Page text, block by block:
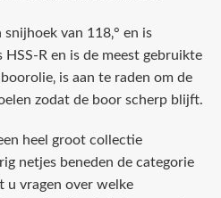
van 118‚° en is
R en is de meest gebruikte
is aan te raden om de
zodat de boor scherp blijft.
heel groot collectie
netjes beneden de categorie
u vragen over welke